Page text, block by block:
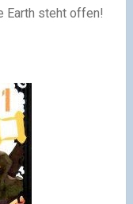
Earth steht offen!